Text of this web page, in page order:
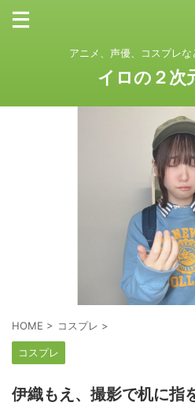
アニメ、声優、コスプレな
イロの２次
HOME > コスプレ >
コスプレ
伊織もえ、撮影で机に指